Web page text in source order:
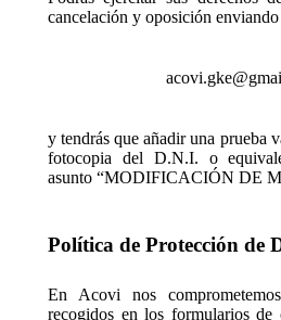
cancelación y oposición
y tendrás que añadir una prueba
fotocopia del D.N.I. o
asunto “MODIFICACIÓN DE
Política de Protección de
En Acovi nos
recogidos en los formularios de